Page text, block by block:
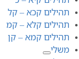
תהילים קכא – קל
תהילים קלא – קמ
תהילים קמא – קן
משלי